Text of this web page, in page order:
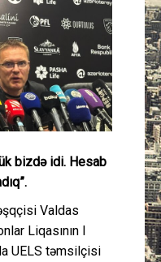
Mədəniyyət
Müsahibə
İdman
Gündəm
Cəmiyyət
bizdə idi. Hesab
Valdas
Liqasının I
UELS təmsilçisi